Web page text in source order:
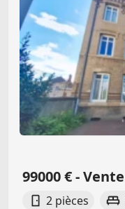
99000 € -
2 pièces